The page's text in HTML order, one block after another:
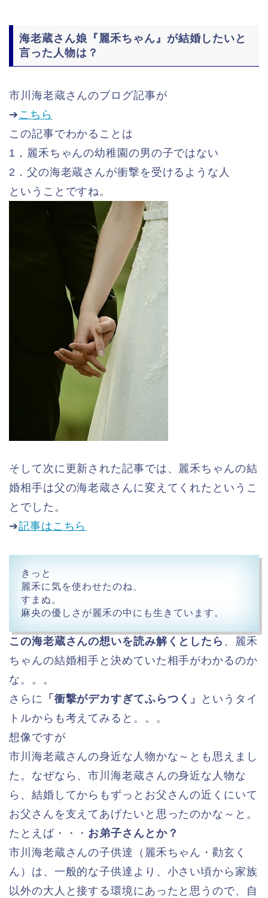
海老蔵さん娘『麗禾ちゃん』が結婚したいと
言った人物は？
市川海老蔵さんのブログ記事が
➔ こちら
この記事でわかることは
1，麗禾ちゃんの幼稚園の男の子ではない
2．父の海老蔵さんが衝撃を受けるような人
ということですね。
そして次に更新された記事では、麗禾ちゃんの結
婚相手は父の海老蔵さんに変えてくれたというこ
とでした。
➔記事はこちら
きっと
麗禾に気を使わせたのね、
すまぬ。
麻央の優しさが麗禾の中にも生きています。
この海老蔵さんの想いを読み解くとしたら 、麗禾
ちゃんの結婚相手と決めていた相手がわかるのか
な。。。
さらに 「衝撃がデカすぎてふらつく」
というタイ
トルからも考えてみると。。。
想像ですが
市川海老蔵さんの身近な人物かな～とも思えまし
た。なぜなら、市川海老蔵さんの身近な人物な
ら、結婚してからもずっとお父さんの近くにいて
お父さんを支えてあげたいと思ったのかな～と。
たとえば・・・ お弟子さんとか？
市川海老蔵さんの子供達（麗禾ちゃん・勸玄く
ん）は、一般的な子供達より、小さい頃から家族
以外の大人と接する環境にあったと思うので、自